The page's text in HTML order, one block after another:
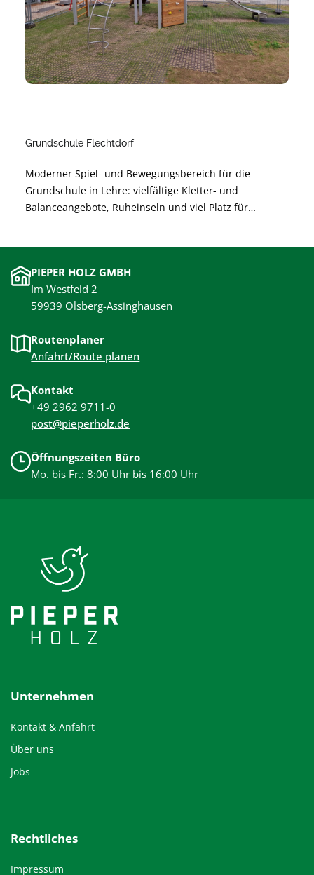
Grundschule Flechtdorf
Moderner Spiel- und Bewegungsbereich für die
Grundschule in Lehre: vielfältige Kletter- und
Balanceangebote, Ruheinseln und viel Platz für
für unbeschwertes Spielen.
PIEPER HOLZ GMBH
Im Westfeld 2
59939 Olsberg-Assinghausen
Routenplaner
Anfahrt/Route planen
Kontakt
+49 2962 9711-0
post@pieperholz.de
Öffnungszeiten Büro
Mo. bis Fr.: 8:00 Uhr bis 16:00 Uhr
Unternehmen
Kontakt & Anfahrt
Über uns
Jobs
Rechtliches
Impressum